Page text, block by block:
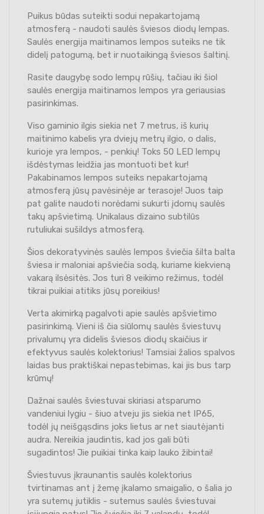
Puikus būdas suteikti sodui nepakartojamą
atmosferą - naudoti saulės šviesos diodų lempas.
Saulės energija maitinamos lempos suteiks ne tik
didelį patogumą, bet ir nuotaikingą šviesos šaltinį.
Rasite daugybę sodo lempų rūšių, tačiau iki šiol
saulės energija maitinamos lempos yra geriausias
pasirinkimas.
Viso gaminio ilgis siekia net 7 metrus, iš kurių
maitinimo kabelis yra dviejų metrų ilgio, o dalis,
kurioje yra lempos, - penkių! Toks 50 LED lempų
išdėstymas leidžia jas montuoti bet kur!
Pakabinamos lempos suteiks nepakartojamą
atmosferą jūsų pavėsinėje ar terasoje! Juos taip
pat galite naudoti norėdami sukurti įdomų saulės
takų apšvietimą. Unikalaus dizaino subtilūs
rutuliukai sušildys atmosferą.
Šios dekoratyvinės saulės lempos šviečia šilta balta
šviesa ir maloniai apšviečia sodą, kuriame kiekvieną
vakarą ilsėsitės. Jos turi 8 veikimo režimus, todėl
tikrai puikiai atitiks jūsų poreikius!
Verta akimirką pagalvoti apie saulės apšvietimo
pasirinkimą. Vieni iš čia siūlomų saulės šviestuvų
privalumų yra didelis šviesos diodų skaičius ir
efektyvus saulės kolektorius! Tamsiai žalios spalvos
laidas bus praktiškai nepastebimas, kai jis bus tarp
krūmų!
Dažnai saulės šviestuvai skiriasi atsparumo
vandeniui lygiu - šiuo atveju jis siekia net IP65,
todėl jų neišgąsdins joks lietus ar net siautėjanti
audra. Nereikia jaudintis, kad jos gali būti
sugadintos! Jie puikiai tinka kaip lauko žibintai!
Šviestuvus įkraunantis saulės kolektorius
tvirtinamas ant į žemę įkalamo smaigalio, o šalia jo
yra sutemų jutiklis - sutemus saulės šviestuvai